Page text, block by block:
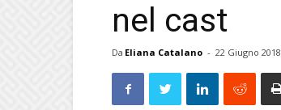
nel cast
Da Eliana Catalano - 22 Giugno 2018